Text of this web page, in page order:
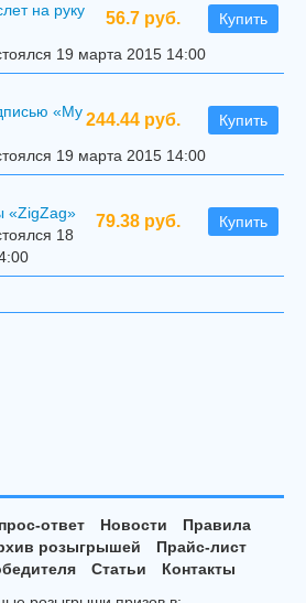
56.7 руб. Купить
на руку
19 марта 2015 14:00
244.44 руб. Купить
«My
19 марта 2015 14:00
79.38 руб. Купить
«ZigZag»
18
ответ Новости
Правила
розыгрышей
Прайс-лист
Статьи
Контакты